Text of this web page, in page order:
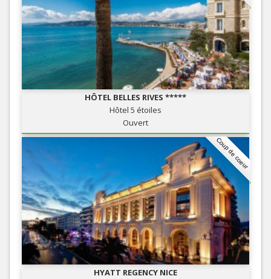
HÔTEL BELLES RIVES *****
Hôtel 5 étoiles
Ouvert
Coup de coeur
HYATT REGENCY NICE